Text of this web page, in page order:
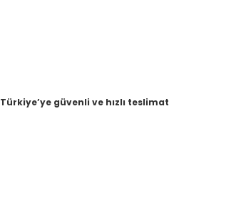
Türkiye’ye güvenli ve hızlı teslimat